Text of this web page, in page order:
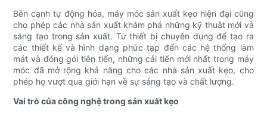
Bên cạnh tự động hóa, máy móc sản xuất kẹo hiện đại cũng
cho phép các nhà sản xuất khám phá những kỹ thuật mới và
sáng tạo trong sản xuất. Từ thiết bị chuyên dụng để tạo ra
các thiết kế và hình dạng phức tạp đến các hệ thống làm
mát và đóng gói tiên tiến, những cải tiến mới nhất trong máy
móc đã mở rộng khả năng cho các nhà sản xuất kẹo, cho
phép họ vượt qua giới hạn về sự sáng tạo và chất lượng.
Vai trò của công nghệ trong sản xuất kẹo